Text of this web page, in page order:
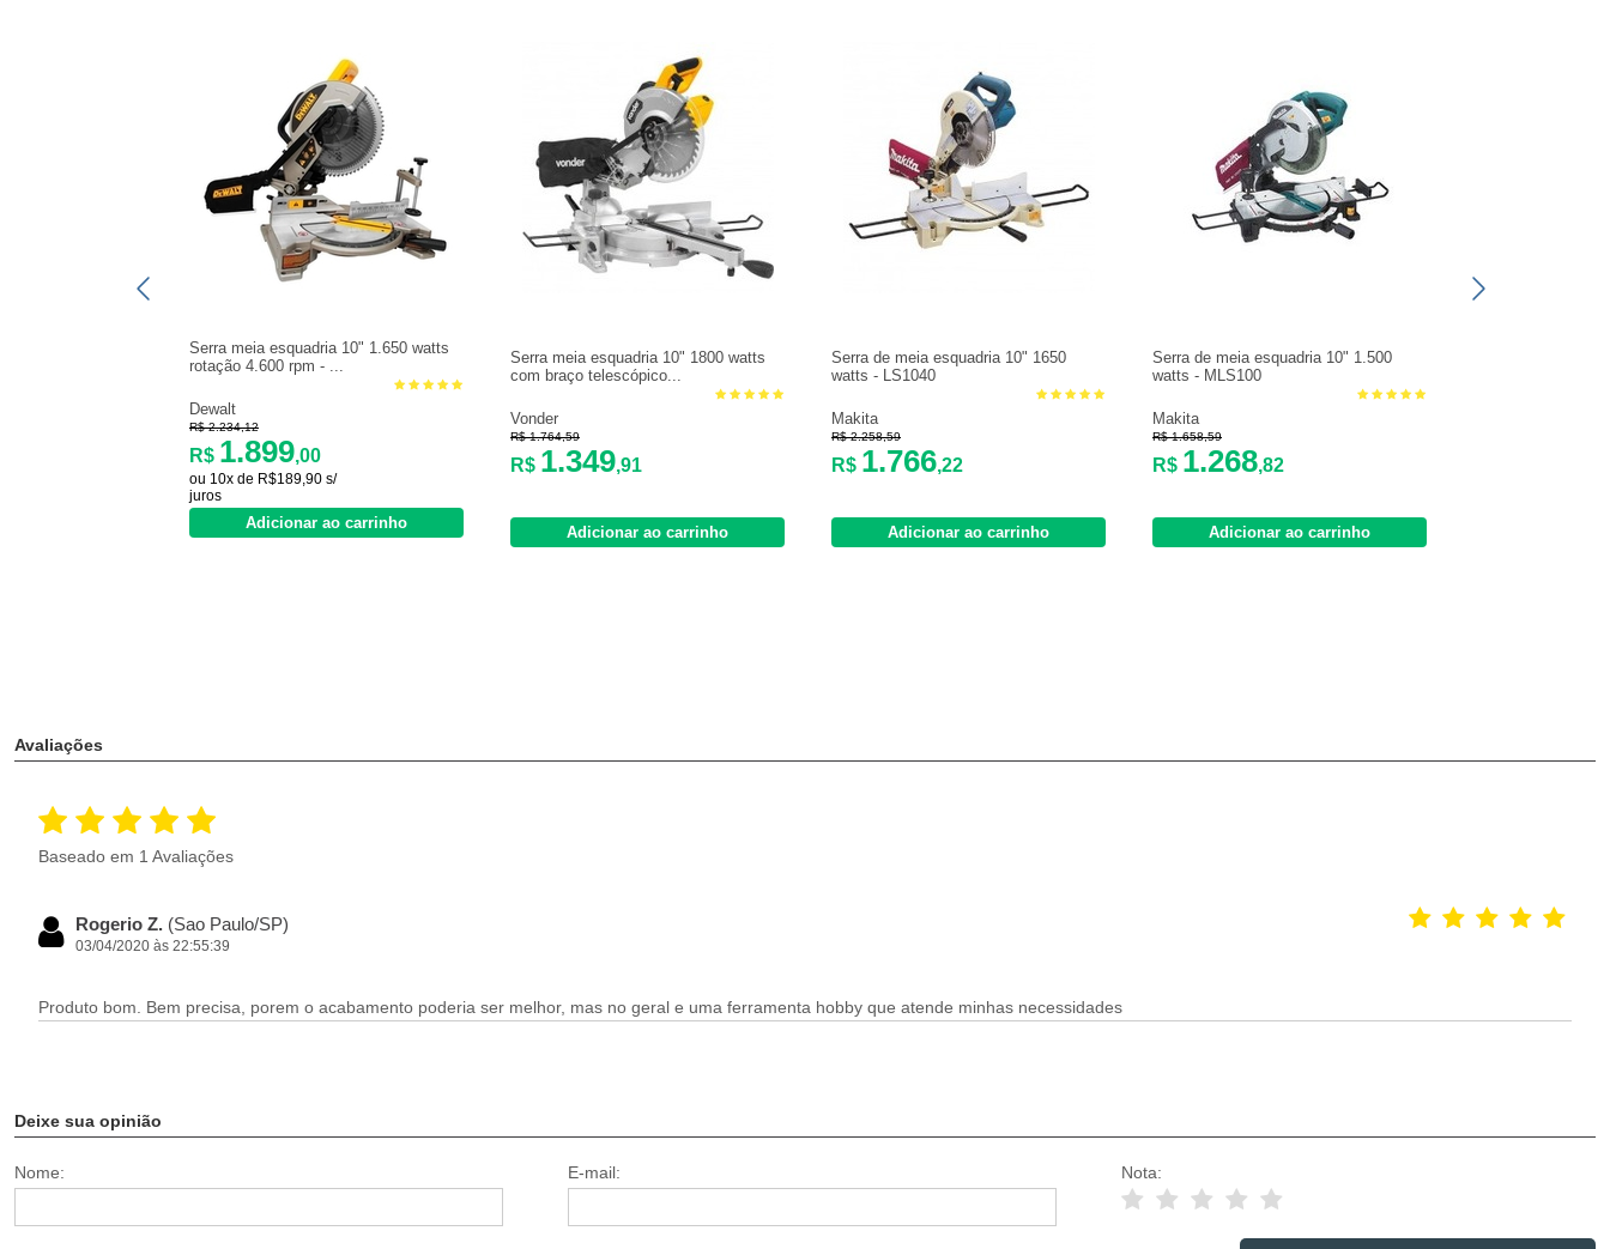
Serra meia esquadria 10" 1.650 watts
rotação 4.600 rpm - ...
Dewalt
R$ 2.234,12
R$ 1.899,00
ou 10x de R$189,90 s/
juros
Adicionar ao carrinho
Serra meia esquadria 10" 1800 watts
com braço telescópico...
Vonder
R$ 1.764,59
R$ 1.349,91
Adicionar ao carrinho
Serra de meia esquadria 10" 1650
watts - LS1040
Makita
R$ 2.258,59
R$ 1.766,22
Adicionar ao carrinho
Serra de meia esquadria 10" 1.500
watts - MLS100
Makita
R$ 1.658,59
R$ 1.268,82
Adicionar ao carrinho
Avaliações
Baseado em 1 Avaliações
Rogerio Z. (Sao Paulo/SP)
03/04/2020 às 22:55:39
Produto bom. Bem precisa, porem o acabamento poderia ser melhor, mas no geral e uma ferramenta hobby que atende minhas necessidades
Deixe sua opinião
Nome: E-mail: Nota: